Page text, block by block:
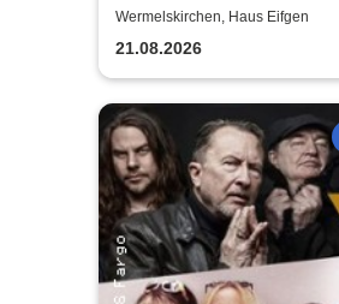
Air Summerstage
Wermelskirchen, Haus Eifgen
21.08.2026